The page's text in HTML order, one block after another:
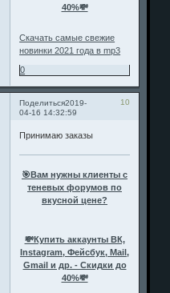
40%💸
Скачать самые свежие
новинки 2021 года в mp3
0
Поделиться 10
2019-
04-16 14:32:59
Принимаю заказы
🎯Вам нужны клиенты с
теневых форумов по
вкусной цене?
💸Купить аккаунты ВК,
Instagram, Фейсбук, Mail,
Gmail и др. - Скидки до
40%💸